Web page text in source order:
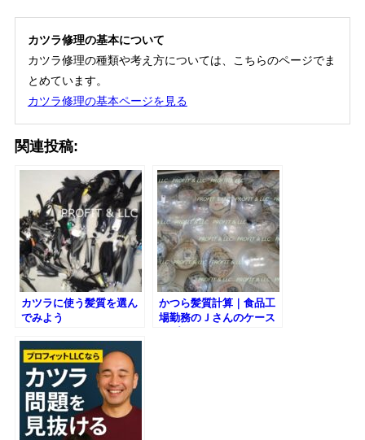
カツラ修理の基本について
カツラ修理の種類や考え方については、こちらのページでま
とめています。
カツラ修理の基本ページを見る
関連投稿:
カツラに使う髪質を選ん
でみよう
かつら髪質計算｜食品工
場勤務のＪさんのケース